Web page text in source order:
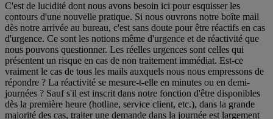
C'est de lucidité dont nous avons besoin ici pour esquisser les
contours d'une nouvelle pratique. Si nous ouvrons notre boîte mail
dès notre arrivée au bureau, c'est sans doute pour être réactifs en cas
d'urgence. Ce sont les notions même d'urgence et de réactivité que
nous pouvons questionner. Les réelles urgences sont celles qui
présentent un risque en cas de non traitement immédiat. Est-ce
vraiment le cas de tous les mails auxquels nous nous empressons de
répondre ? La réactivité se mesure-t-elle en minutes ou en demi-
journées ? Sauf s'il est inscrit dans notre fonction d'être disponibles
dès la première heure (hotline, service client, etc.), dans la grande
majorité des cas, traiter une demande dans la journée est largement